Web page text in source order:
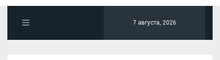
7 августа, 2026